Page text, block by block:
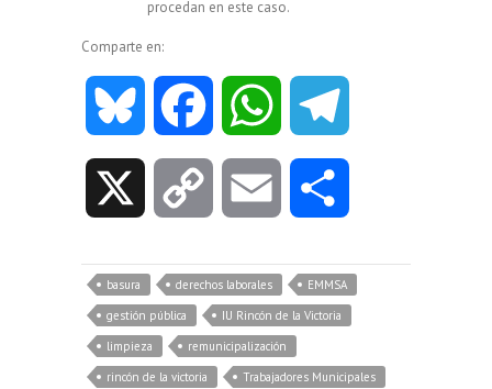
procedan en este caso.
Comparte en:
e
s
e
b
t
s
e
p
y
a
i
m
p
basura derechos laborales
EMMSA
gestión pública
IU Rincón de la Victoria
limpieza
remunicipalización
rincón de la victoria
Trabajadores Municipales